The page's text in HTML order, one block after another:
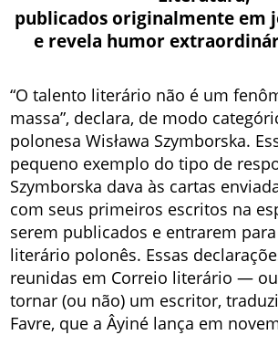
publicados originalmente em
e revela humor
“O talento literário não é um
massa”, declara, de modo
polonesa Wisława Szymborska.
pequeno exemplo do tipo de
Szymborska dava às cartas
com seus primeiros escritos na
serem publicados e entrarem
literário polonês. Essas
reunidas em Correio literário —
tornar (ou não) um escritor,
Favre, que a Âyiné lança em